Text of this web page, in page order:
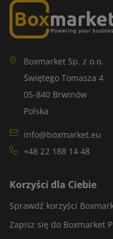
Boxmarket Sp. z o.o.
Świętego Tomasza 4
05-840 Brwinów
Polska
info@boxmarket.eu
+48 22 188 14 48
Korzyści dla Ciebie
Sprawdź korzyści
Zapisz się do Boxmarket